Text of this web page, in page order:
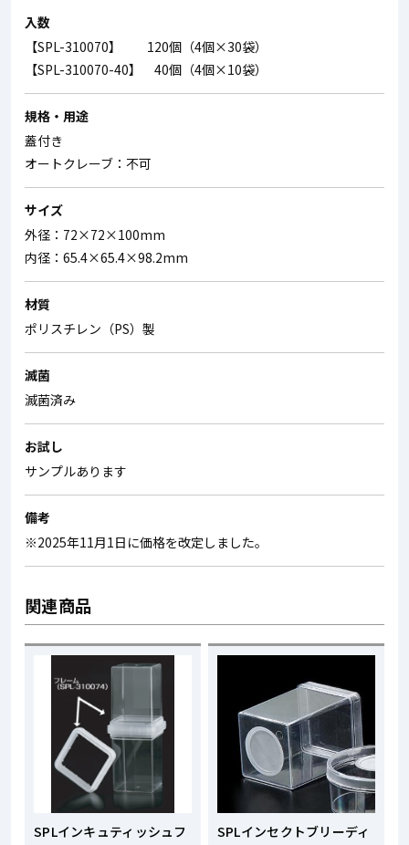
入数
【SPL-310070】 120個（4個×30袋）
【SPL-310070-40】 40個（4個×10袋）
規格・用途
蓋付き
オートクレーブ：不可
サイズ
外径：72×72×100mm
内径：65.4×65.4×98.2mm
材質
ポリスチレン（PS）製
滅菌
滅菌済み
お試し
サンプルあります
備考
※2025年11月1日に価格を改定しました。
関連商品
SPLインキュティッシュフ SPLインセクトブリーディ